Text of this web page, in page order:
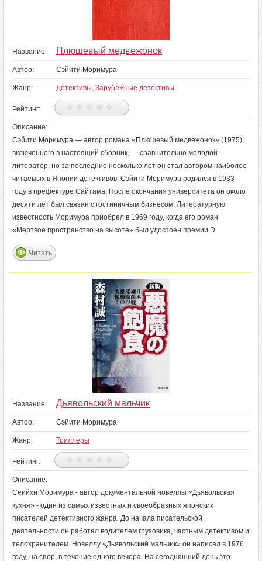
Название: Плюшевый медвежонок
Автор: Сэйити Моримура
Жанр: Детективы, Зарубежные детективы
Рейтинг:
Описание:
Сэйити Моримура — автор романа «Плюшевый медвежонок» (1975),
включенного в настоящий сборник, — сравнительно молодой
литератор, но за последние несколько лет он стал автором наиболее
читаемых в Японии детективов. Сэйити Моримура родился в 1933
году в префектуре Сайтама. После окончания университета он около
десяти лет был связан с гостиничным бизнесом. Литературную
известность Моримура приобрел в 1969 году, когда его роман
«Мертвое пространство на высоте» был удостоен премии Э
Читать
Название: Дьявольский мальчик
Автор: Сэйити Моримура
Жанр: Триллеры
Рейтинг:
Описание:
Сеийхи Моримура - автор документальной новеллы «Дьявольская
кухня» - один из самых известных и своеобразных японских
писателей детективного жанра. До начала писательской
деятельности он работал водителем грузовика, частным детективом и
телохранителем. Новеллу «Дьявольский мальчик» он написал в 1976
году, на спор, в течение одного вечера. На сегодняшний день это